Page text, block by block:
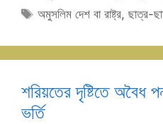
Tags
অমুসলিম দেশ বা রাষ্ট্র,ছাত্র-
শরিয়তের দৃষ্টিতে অবৈধ
ভর্তি